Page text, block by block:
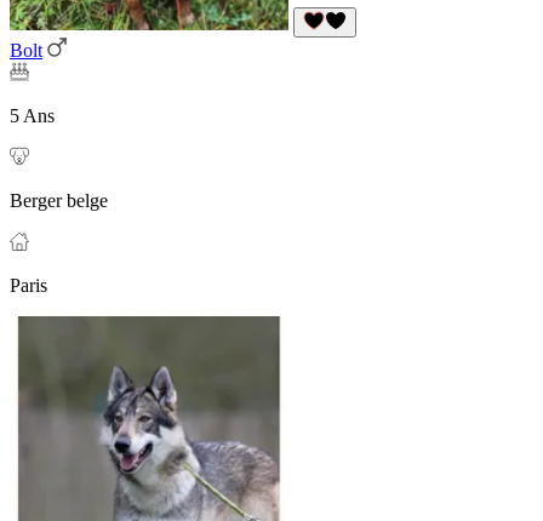
Bolt
5 Ans
Berger belge
Paris